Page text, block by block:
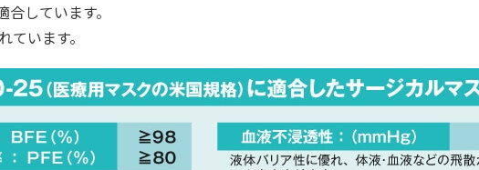
しています。
います。